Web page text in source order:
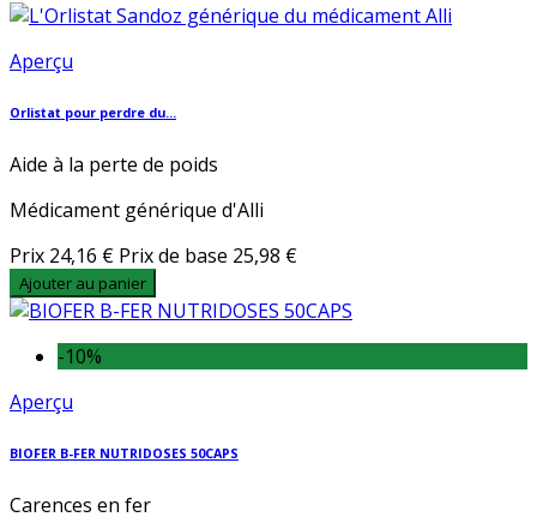
Aperçu
Orlistat pour perdre du...
Aide à la perte de poids
Médicament générique d'Alli
Prix 24,16 € Prix de base 25,98 €
Ajouter au panier
-10%
Aperçu
BIOFER B-FER NUTRIDOSES 50CAPS
Carences en fer